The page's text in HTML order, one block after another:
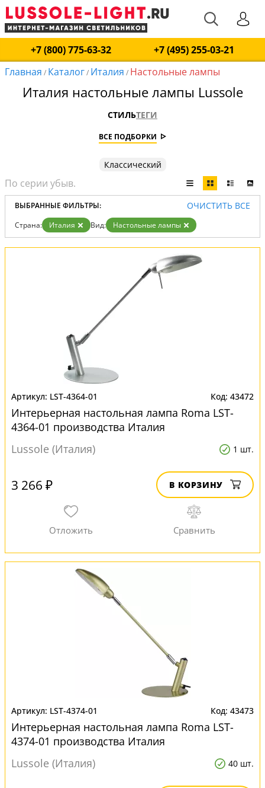
+7 (800) 775-63-32
+7 (495) 255-03-21
Главная / Каталог/ Италия / Настольные лампы
Италия настольные лампы Lussole
СТИЛЬТЕГИ
ВСЕ ПОДБОРКИ
Классический
ВЫБРАННЫЕ ФИЛЬТРЫ: ОЧИСТИТЬ ВСЕ
Страна: Италия Вид: Настольные лампы
LST-4364-01 43472
Интерьерная настольная лампа Roma LST-
4364-01 производства Италия
Lussole (Италия)
1 шт.
3 266 ₽ В КОРЗИНУ
LST-4374-01 43473
Интерьерная настольная лампа Roma LST-
4374-01 производства Италия
Lussole (Италия)
40 шт.